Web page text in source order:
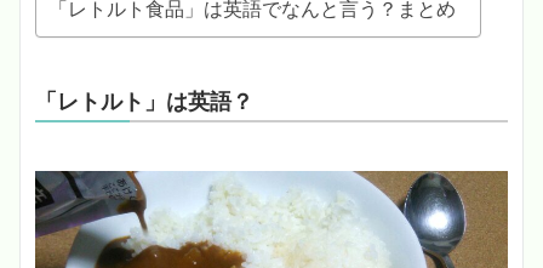
「レトルト食品」は英語でなんと言う？まとめ
「レトルト」は英語？